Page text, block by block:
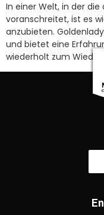
In einer Welt, in der
voranschreitet, ist es
anzubieten.
und bietet eine
wiederholt zum